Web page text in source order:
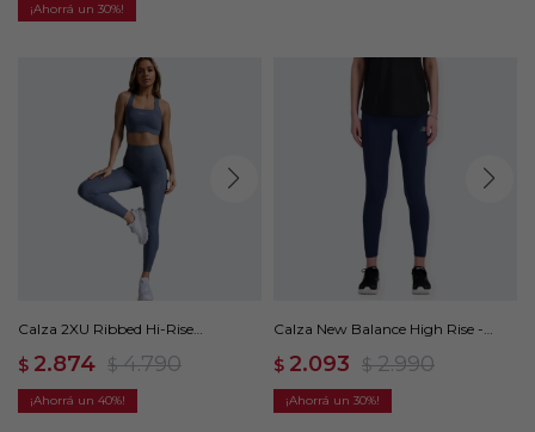
30
Calza 2XU Ribbed Hi-Rise
$ 2.874 $ 4.790
40
Calza New Balance High Rise -
$ 2.093 $ 2.990
30